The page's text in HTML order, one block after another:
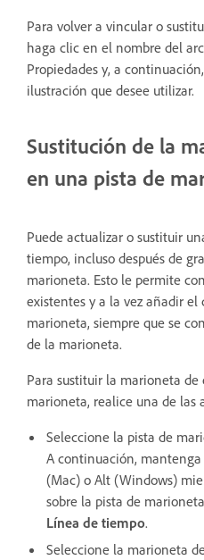
Para volver a vincular o
haga clic en el nombre del
Propiedades y, a
ilustración que desee utilizar.
Sustitución de la
en una pista de
Puede actualizar o sustituir
tiempo, incluso después de
marioneta. Esto le permite
existentes y a la vez añadir
marioneta, siempre que se
de la marioneta.
Para sustituir la marioneta
marioneta, realice una de las
Seleccione la pista de
A continuación,
(Mac) o Alt (Windows)
sobre la pista de
Línea de tiempo.
Seleccione la marioneta